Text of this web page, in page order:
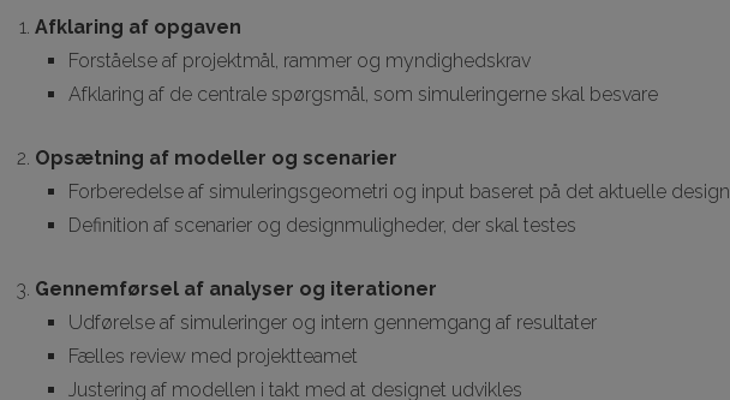
Afklaring af opgaven
Forståelse af projektmål, rammer og myndighedskrav
Afklaring af de centrale spørgsmål, som simuleringerne skal besvare
Opsætning af modeller og scenarier
Forberedelse af simuleringsgeometri og input baseret på det aktuelle design
Definition af scenarier og designmuligheder, der skal testes
Gennemførsel af analyser og iterationer
Udførelse af simuleringer og intern gennemgang af resultater
Fælles review med projektteamet
Justering af modellen i takt med at designet udvikles